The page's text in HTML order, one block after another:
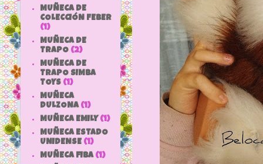
MUÑECA DE
COLECCIÓN FEBER
(1)
MUÑECA DE
TRAPO (2)
MUÑECA DE
TRAPO SIMBA
TOYS (1)
MUÑECA
DULZONA (1)
MUÑECA EMILY (1)
MUÑECA ESTADO
UNIDENSE (1)
MUÑECA FIBA (1)